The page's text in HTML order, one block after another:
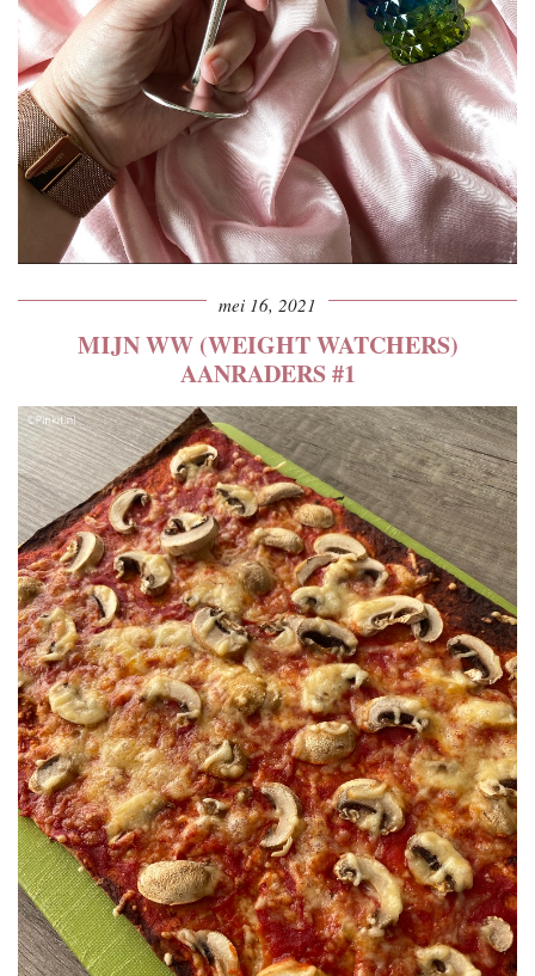
mei 16, 2021
MIJN WW (WEIGHT WATCHERS)
AANRADERS #1